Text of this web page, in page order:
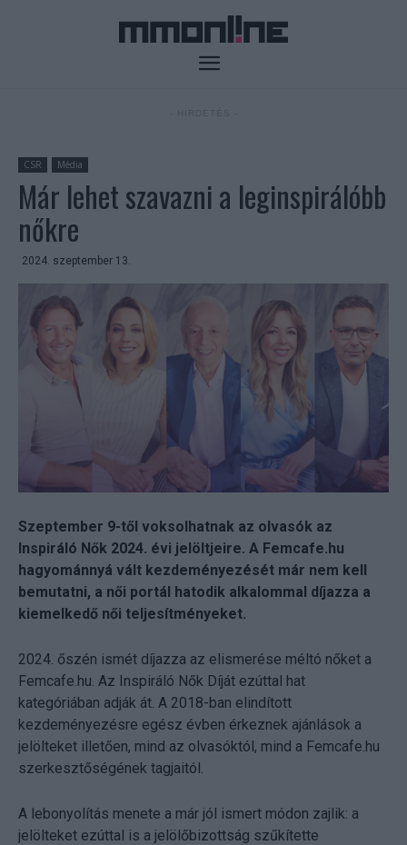
CSR Média
Már lehet szavazni a leginspirálóbb
nőkre
2024. szeptember 13.
Szeptember 9-től voksolhatnak az olvasók az
Inspiráló Nők 2024. évi jelöltjeire. A Femcafe.hu
hagyománnyá vált kezdeményezését már nem kell
bemutatni, a női portál hatodik alkalommal díjazza a
kiemelkedő női teljesítményeket.
2024. őszén ismét díjazza az elismerése méltó nőket a
Femcafe.hu. Az Inspiráló Nők Díját ezúttal hat
kategóriában adják át. A 2018-ban elindított
kezdeményezésre egész évben érkeznek ajánlások a
jelölteket illetően, mind az olvasóktól, mind a Femcafe.hu
szerkesztőségének tagjaitól.
A lebonyolítás menete a már jól ismert módon zajlik: a
jelölteket ezúttal is a jelölőbizottság szűkítette